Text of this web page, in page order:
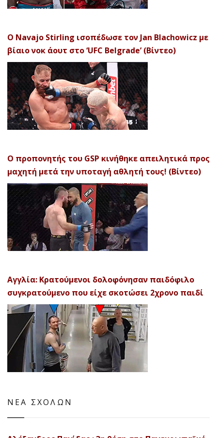
Ο Navajo Stirling ισοπέδωσε τον Jan Blachowicz με
βίαιο νοκ άουτ στο ‘UFC Belgrade’ (Βίντεο)
Ο προπονητής του GSP κινήθηκε απειλητικά προς
μαχητή μετά την υποταγή αθλητή τους! (Βίντεο)
Αγγλία: Κρατούμενοι δολοφόνησαν παιδόφιλο
συγκρατούμενο που είχε σκοτώσει 2χρονο παιδί
ΝΕΑ ΣΧΟΛΩΝ